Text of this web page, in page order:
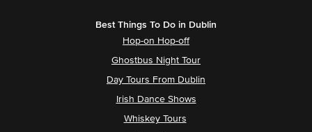
Best Things To Do in Dublin
Hop-on Hop-off
Ghostbus Night Tour
Day Tours From Dublin
Irish Dance Shows
Whiskey Tours